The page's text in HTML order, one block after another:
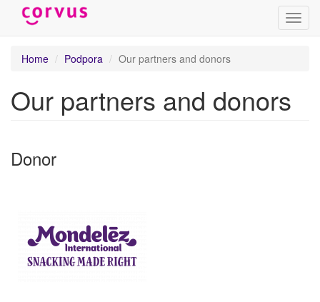
content
Home
Podpora Our partners and donors
Our partners and donors
Donor